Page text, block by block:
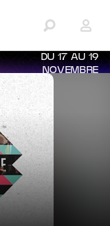
DU 17 AU 19
NOVEMBRE